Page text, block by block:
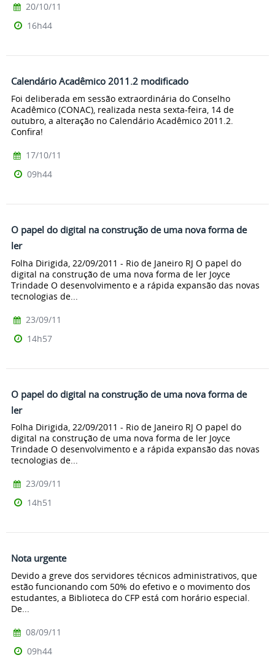
20/10/11
16h44
Calendário Acadêmico 2011.2 modificado
Foi deliberada em sessão extraordinária do Conselho
Acadêmico (CONAC), realizada nesta sexta-feira, 14 de
outubro, a alteração no Calendário Acadêmico 2011.2.
Confira!
17/10/11
09h44
O papel do digital na construção de uma nova forma de
ler
Folha Dirigida, 22/09/2011 - Rio de Janeiro RJ O papel do
digital na construção de uma nova forma de ler Joyce
Trindade O desenvolvimento e a rápida expansão das novas
tecnologias de...
23/09/11
14h57
O papel do digital na construção de uma nova forma de
ler
Folha Dirigida, 22/09/2011 - Rio de Janeiro RJ O papel do
digital na construção de uma nova forma de ler Joyce
Trindade O desenvolvimento e a rápida expansão das novas
tecnologias de...
23/09/11
14h51
Nota urgente
Devido a greve dos servidores técnicos administrativos, que
estão funcionando com 50% do efetivo e o movimento dos
estudantes, a Biblioteca do CFP está com horário especial.
De...
08/09/11
09h44